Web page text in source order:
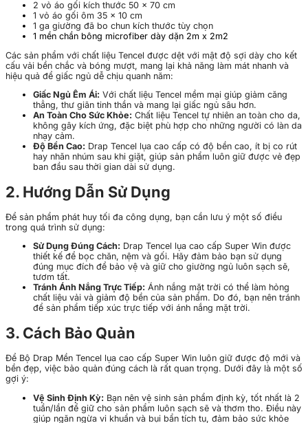
2 vỏ áo gối kích thước 50 x 70 cm
1 vỏ áo gối ôm 35 x 10 cm
1 ga giường đã bo chun kích thước tùy chọn
1 mền chần bông microfiber dày dặn 2m x 2m2
Các sản phẩm với chất liệu Tencel được dệt với mật độ sợi dày cho kết
cấu vải bền chắc và bóng mượt, mang lại khả năng làm mát nhanh và
hiệu quả để giấc ngủ dễ chịu quanh năm:
Giấc Ngủ Êm Ái: Với chất liệu Tencel mềm mại giúp giảm căng
thẳng, thư giãn tinh thần và mang lại giấc ngủ sâu hơn.
An Toàn Cho Sức Khỏe: Chất liệu Tencel tự nhiên an toàn cho da,
không gây kích ứng, đặc biệt phù hợp cho những người có làn da
nhạy cảm.
Độ Bền Cao: Drap Tencel lụa cao cấp có độ bền cao, ít bị co rút
hay nhăn nhúm sau khi giặt, giúp sản phẩm luôn giữ được vẻ đẹp
ban đầu sau thời gian dài sử dụng.
2. Hướng Dẫn Sử Dụng
Để sản phẩm phát huy tối đa công dụng, bạn cần lưu ý một số điều
trong quá trình sử dụng:
Sử Dụng Đúng Cách: Drap Tencel lụa cao cấp Super Win được
thiết kế để bọc chăn, nệm và gối. Hãy đảm bảo bạn sử dụng
đúng mục đích để bảo vệ và giữ cho giường ngủ luôn sạch sẽ,
tươm tất.
Tránh Ánh Nắng Trực Tiếp: Ánh nắng mặt trời có thể làm hỏng
chất liệu vải và giảm độ bền của sản phẩm. Do đó, bạn nên tránh
để sản phẩm tiếp xúc trực tiếp với ánh nắng mặt trời.
3. Cách Bảo Quản
Để Bộ Drap Mền Tencel lụa cao cấp Super Win luôn giữ được độ mới và
bền đẹp, việc bảo quản đúng cách là rất quan trọng. Dưới đây là một số
gợi ý:
Vệ Sinh Định Kỳ: Bạn nên vệ sinh sản phẩm định kỳ, tốt nhất là 2
tuần/lần để giữ cho sản phẩm luôn sạch sẽ và thơm tho. Điều này
giúp ngăn ngừa vi khuẩn và bụi bẩn tích tụ, đảm bảo sức khỏe